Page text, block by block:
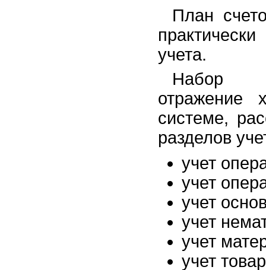
План
учета.
Набор
отражение
системе,
разделов
учет
учет
учет
учет
учет
учет